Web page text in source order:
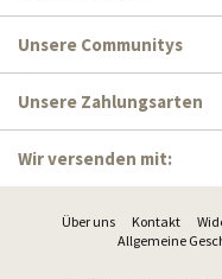
Unsere Communitys
Unsere Zahlungsarten
Wir versenden mit:
Über uns Kontakt
Allgemeine